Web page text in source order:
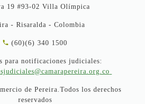
19 #93-02 Villa Olímpica
- Risaralda - Colombia
(60)(6) 340 1500
para notificaciones judiciales:
de Pereira.Todos los derechos
reservados